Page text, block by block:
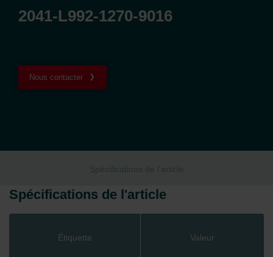
2041-L992-1270-9016
Nous contacter
Spécifications de l'article
Spécifications de l'article
Étiquette Valeur